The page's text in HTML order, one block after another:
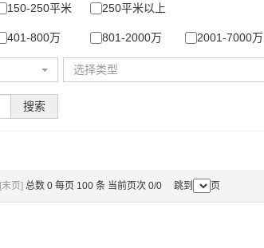
150-250平米 250平米以上
401-800万 801-2000万 2001-7000万
选择类型
搜索
[末页] 总数 0 每页 100 条 当前页次 0/0 跳到 页